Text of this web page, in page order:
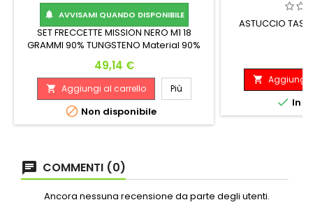
 AVVISAMI QUANDO DISPONIBILE
SET FRECCETTE MISSION NERO M1 18
GRAMMI 90% TUNGSTENO Material 90%
Prezzo
49,14 €
 Aggiungi al carrello Più
 Non disponibile
ASTUCCIO
 Aggiungi
 In
COMMENTI (0)
Ancora nessuna recensione da parte degli utenti.